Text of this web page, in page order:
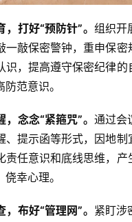
打好“预防针”。 组织开
一敲保密警钟，重申保密
识，提高遵守保密纪律的
范意识。
念念“紧箍咒”。 通过会
、提示函等形式，因地制
任意识和底线思维，产
幸心理。
布好“管理网”。 紧盯涉